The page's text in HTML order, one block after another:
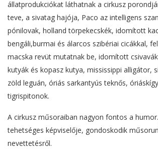
állatprodukciókat láthatnak a cirkusz
teve, a sivatag hajója, Paco az intelligens
pónilovak, holland törpekecskék, idomított
bengáli,burmai és álarcos szibériai cicákkal,
macska revüt mutatnak be, idomított
kutyák és kopasz kutya, mississippi alligátor,
zöld leguán, óriás sarkantyús teknős,
tigrispitonok.
A cirkusz műsoraiban nagyon fontos a
tehetséges képviselője, gondoskodik
nevettetésről.